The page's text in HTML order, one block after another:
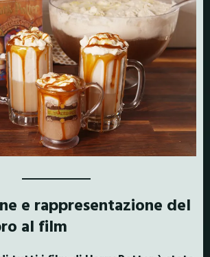
e rappresentazione del
al film